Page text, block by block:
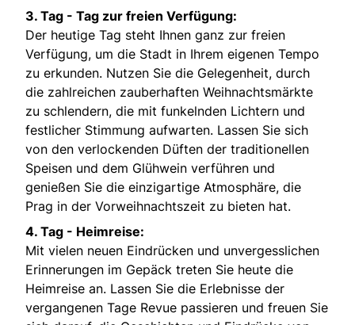
3. Tag - Tag zur freien Verfügung:
Der heutige Tag steht Ihnen ganz zur freien
Verfügung, um die Stadt in Ihrem eigenen Tempo
zu erkunden. Nutzen Sie die Gelegenheit, durch
die zahlreichen zauberhaften Weihnachtsmärkte
zu schlendern, die mit funkelnden Lichtern und
festlicher Stimmung aufwarten. Lassen Sie sich
von den verlockenden Düften der traditionellen
Speisen und dem Glühwein verführen und
genießen Sie die einzigartige Atmosphäre, die
Prag in der Vorweihnachtszeit zu bieten hat.
4. Tag - Heimreise:
Mit vielen neuen Eindrücken und unvergesslichen
Erinnerungen im Gepäck treten Sie heute die
Heimreise an. Lassen Sie die Erlebnisse der
vergangenen Tage Revue passieren und freuen Sie